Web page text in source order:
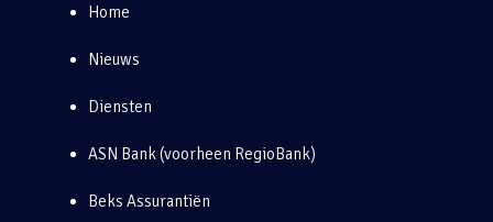
Home
Nieuws
Diensten
ASN Bank (voorheen RegioBank)
Beks Assurantiën